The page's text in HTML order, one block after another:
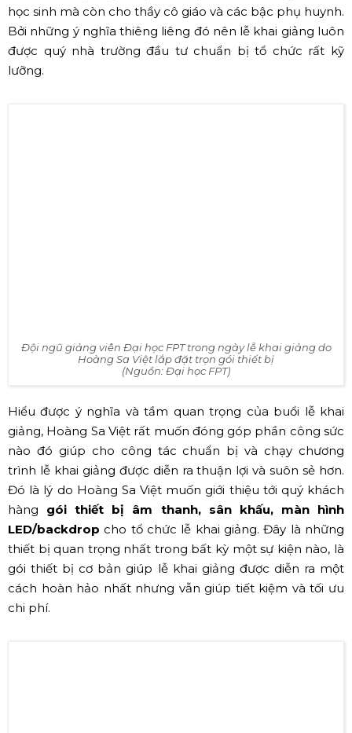
học sinh mà còn cho thầy cô giáo và các bậc phụ huynh.
Bởi những ý nghĩa thiêng liêng đó nên lễ khai giảng luôn
được quý nhà trường đầu tư chuẩn bị tổ chức rất kỹ
lưỡng.
Đội ngũ giảng viên Đại học FPT trong ngày lễ khai giảng do
Hoàng Sa Việt lắp đặt trọn gói thiết bị
(Nguồn: Đại học FPT)
Hiểu được ý nghĩa và tầm quan trọng của buổi lễ khai
giảng, Hoàng Sa Việt rất muốn đóng góp phần công sức
nào đó giúp cho công tác chuẩn bị và chạy chương
trình lễ khai giảng được diễn ra thuận lợi và suôn sẻ hơn.
Đó là lý do Hoàng Sa Việt muốn giới thiệu tới quý khách
hàng gói thiết bị âm thanh, sân khấu, màn hình
LED/backdrop cho tổ chức lễ khai giảng. Đây là những
thiết bị quan trọng nhất trong bất kỳ một sự kiện nào, là
gói thiết bị cơ bản giúp lễ khai giảng được diễn ra một
cách hoàn hảo nhất nhưng vẫn giúp tiết kiệm và tối ưu
chi phí.